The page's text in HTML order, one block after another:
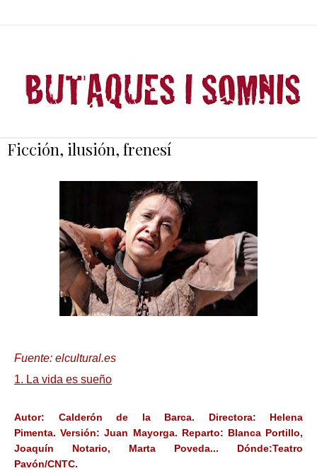
Ficción, ilusión, frenesí
Fuente: elcultural.es
1. La vida es sueño
Autor: Calderón de la Barca. Directora: Helena
Pimenta.Versión: Juan Mayorga. Reparto: Blanca Portillo,
Joaquín Notario, Marta Poveda... Dónde:Teatro
Pavón/CNTC.